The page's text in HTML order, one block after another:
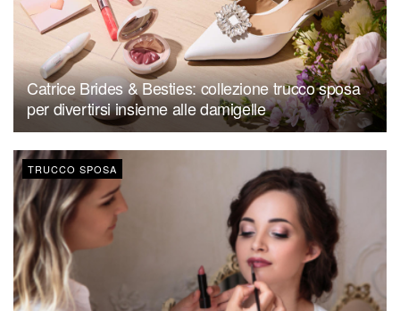
Catrice Brides & Besties: collezione trucco sposa
per divertirsi insieme alle damigelle
TRUCCO SPOSA